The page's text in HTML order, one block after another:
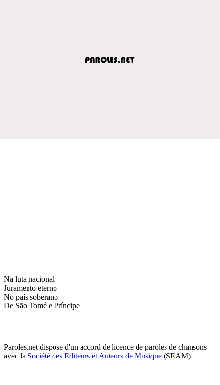
Na luta nacional
Juramento eterno
No país soberano
De São Tomé e Príncipe
Paroles.net dispose d'un accord de licence de paroles de chansons
avec la Société des Editeurs et Auteurs de Musique (SEAM)